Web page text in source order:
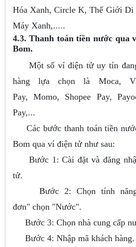
Hóa Xanh, Circle K, Thế Giới
Máy Xanh,.....
4.3. Thanh toán tiền nước qua
Bom.
Một số ví điện tử uy tín đang
hàng lựa chọn là Moca,
Pay, Momo, Shopee Pay,
Pay,...
Các bước thanh toán tiền
Bom qua ví điện tử như sau:
Bước 1: Cài đặt và đăng
tử.
Bước 2: Chọn tính năng
đơn" chọn "Nước".
Bước 3: Chọn nhà cung cấp
Bước 4: Nhập mã khách hàng.